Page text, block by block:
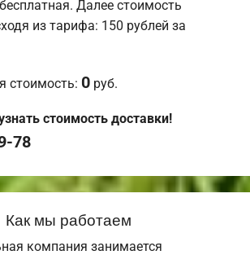
Далее стоимость
из тарифа: 150 рублей за
стоимость: 0 руб.
стоимость доставки!
78
Как мы работаем
компания занимается